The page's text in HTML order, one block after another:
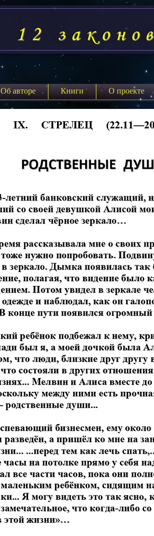
12 законов
Об авторе Книги О проекте
В оглавление